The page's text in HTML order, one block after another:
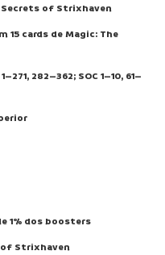
Secrets of Strixhaven
15 cards de Magic: The
282–362; SOC 1–10, 61–
1% dos boosters
of Strixhaven